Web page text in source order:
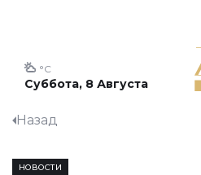
Суббота, 8 Августа
°C
Назад
НОВОСТИ